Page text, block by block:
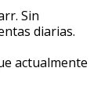
Sin
diarias.
actualmente